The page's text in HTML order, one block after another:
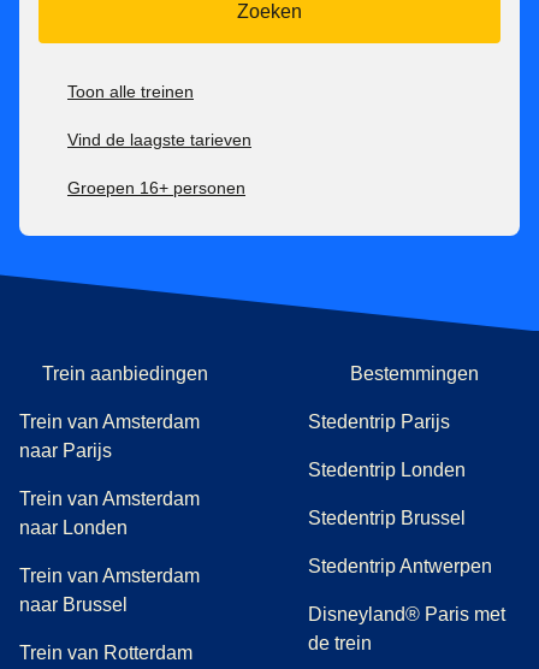
Zoeken
Toon alle treinen
Vind de laagste tarieven
Groepen 16+ personen
Trein aanbiedingen
Trein van Amsterdam
naar Parijs
Trein van Amsterdam
naar Londen
Trein van Amsterdam
naar Brussel
Trein van Rotterdam
Bestemmingen
Stedentrip Parijs
Stedentrip Londen
Stedentrip Brussel
Stedentrip Antwerpen
Disneyland® Paris met
de trein